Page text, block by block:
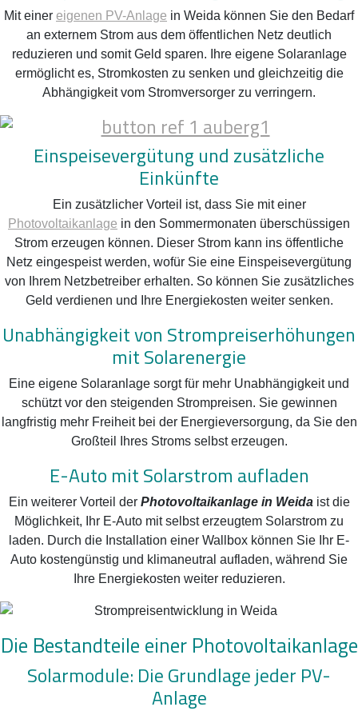
Mit einer eigenen PV-Anlage in Weida können Sie den Bedarf
an externem Strom aus dem öffentlichen Netz deutlich
reduzieren und somit Geld sparen. Ihre eigene Solaranlage
ermöglicht es, Stromkosten zu senken und gleichzeitig die
Abhängigkeit vom Stromversorger zu verringern.
Einspeisevergütung und zusätzliche
Einkünfte
Ein zusätzlicher Vorteil ist, dass Sie mit einer
Photovoltaikanlage in den Sommermonaten überschüssigen
Strom erzeugen können. Dieser Strom kann ins öffentliche
Netz eingespeist werden, wofür Sie eine Einspeisevergütung
von Ihrem Netzbetreiber erhalten. So können Sie zusätzliches
Geld verdienen und Ihre Energiekosten weiter senken.
Unabhängigkeit von Strompreiserhöhungen
mit Solarenergie
Eine eigene Solaranlage sorgt für mehr Unabhängigkeit und
schützt vor den steigenden Strompreisen. Sie gewinnen
langfristig mehr Freiheit bei der Energieversorgung, da Sie den
Großteil Ihres Stroms selbst erzeugen.
E-Auto mit Solarstrom aufladen
Ein weiterer Vorteil der Photovoltaikanlage in Weidaist die
Möglichkeit, Ihr E-Auto mit selbst erzeugtem Solarstrom zu
laden. Durch die Installation einer Wallbox können Sie Ihr E-
Auto kostengünstig und klimaneutral aufladen, während Sie
Ihre Energiekosten weiter reduzieren.
Die Bestandteile einer Photovoltaikanlage
Solarmodule: Die Grundlage jeder PV-
Anlage